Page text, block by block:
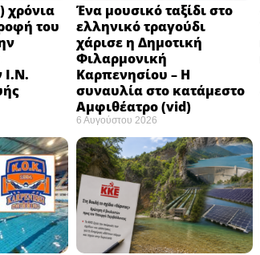
χρόνια
του
Ι.Ν.
Ένα μουσικό ταξίδι στο
ελληνικό τραγούδι
χάρισε η Δημοτική
Φιλαρμονική
Καρπενησίου – Η
συναυλία στο κατάμεστο
Αμφιθέατρο (vid)
6 Αυγούστου 2026